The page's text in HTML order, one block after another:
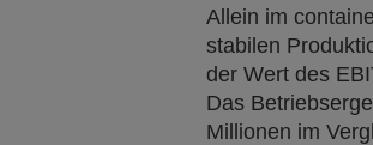
Allein im
stabilen
der Wert des
Das
Millionen im